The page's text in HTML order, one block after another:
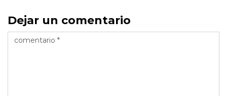
Dejar un comentario